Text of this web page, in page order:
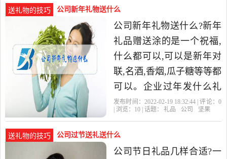
文化
送礼物的技巧 公司新年礼物送什么
公司新年礼物送什么?新年
礼品赠送涂的是一个祝福,
什么都可以,可以是新年对
联,名酒,香烟,瓜子糖等等都
可以。企业过年发什么礼
品?水果一箱,坚果礼包一
发布时间：2022-02-19 18:32:44 | 评论： 0
| 浏览： 10 | 话题： 礼品 公司 坚果
送礼物的技巧 公司过节送礼送什么
公司节日礼品几样合适?一